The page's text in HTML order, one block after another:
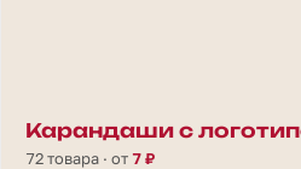
Карандаши с
72 товара · от 7 ₽